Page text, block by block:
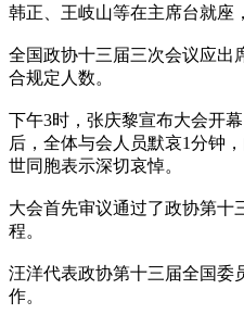
韩正、王岐山等在主席台就座
全国政协十三届三次会议应出
合规定人数。
下午3时，张庆黎宣布大会开
后，全体与会人员默哀1分钟
世同胞表示深切哀悼。
大会首先审议通过了政协第十
程。
汪洋代表政协第十三届全国委
作。